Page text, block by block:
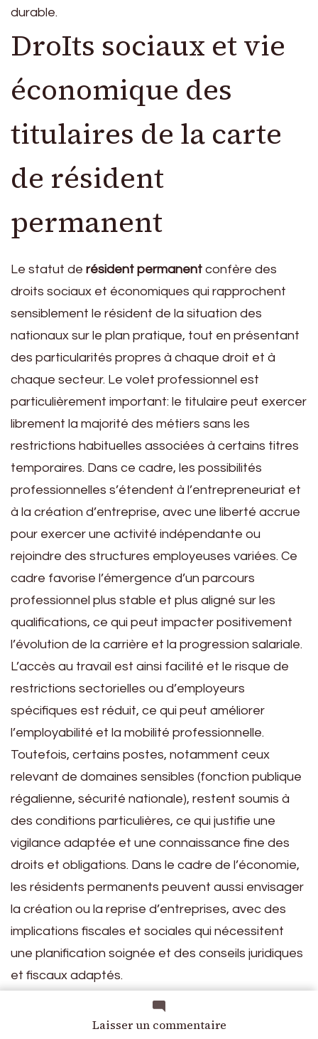
Laisser un commentairesur
durable.
DroIts sociaux et vie
économique des
titulaires de la carte
de résident
permanent
Le statut de résident permanent confère des
droits sociaux et économiques qui rapprochent
sensiblement le résident de la situation des
nationaux sur le plan pratique, tout en présentant
des particularités propres à chaque droit et à
chaque secteur. Le volet professionnel est
particulièrement important: le titulaire peut exercer
librement la majorité des métiers sans les
restrictions habituelles associées à certains titres
temporaires. Dans ce cadre, les possibilités
professionnelles s’étendent à l’entrepreneuriat et
à la création d’entreprise, avec une liberté accrue
pour exercer une activité indépendante ou
rejoindre des structures employeuses variées. Ce
cadre favorise l’émergence d’un parcours
professionnel plus stable et plus aligné sur les
qualifications, ce qui peut impacter positivement
l’évolution de la carrière et la progression salariale.
L’accès au travail est ainsi facilité et le risque de
restrictions sectorielles ou d’employeurs
spécifiques est réduit, ce qui peut améliorer
l’employabilité et la mobilité professionnelle.
Toutefois, certains postes, notamment ceux
relevant de domaines sensibles (fonction publique
régalienne, sécurité nationale), restent soumis à
des conditions particulières, ce qui justifie une
vigilance adaptée et une connaissance fine des
droits et obligations. Dans le cadre de l’économie,
les résidents permanents peuvent aussi envisager
la création ou la reprise d’entreprises, avec des
implications fiscales et sociales qui nécessitent
une planification soignée et des conseils juridiques
et fiscaux adaptés.
sociale est largement équivalent à celui des